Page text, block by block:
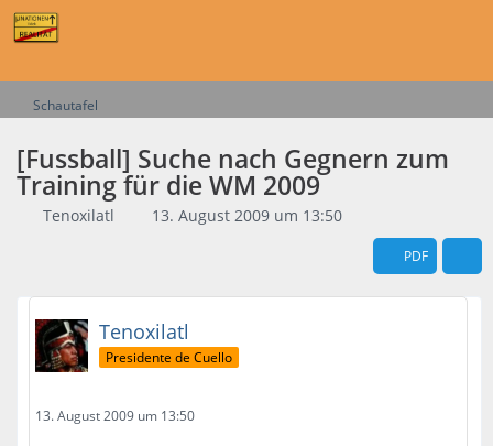
Schautafel
[Fussball] Suche nach Gegnern zum
Training für die WM 2009
Tenoxilatl 13. August 2009 um 13:50
PDF
Tenoxilatl
Presidente de Cuello
13. August 2009 um 13:50